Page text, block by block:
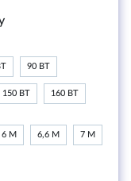
90 ВТ
150 ВТ 160 ВТ
6 М 6,6 М 7 М